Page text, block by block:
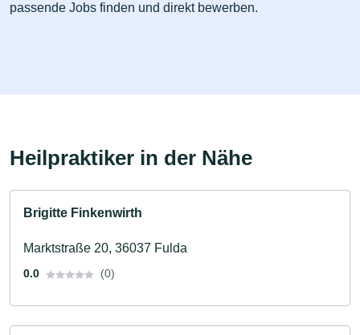
passende Jobs finden und direkt bewerben.
Heilpraktiker in der Nähe
Brigitte Finkenwirth
Marktstraße 20, 36037 Fulda
0.0 (0)